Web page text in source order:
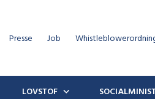
Presse Job
LOVSTOF